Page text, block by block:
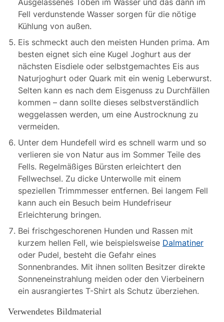
Fell verdunstende Wasser sorgen für die nötige
Kühlung von außen.
Eis schmeckt auch den meisten Hunden prima. Am
besten eignet sich eine Kugel Joghurt aus der
nächsten Eisdiele oder selbstgemachtes Eis aus
Naturjoghurt oder Quark mit ein wenig Leberwurst.
Selten kann es nach dem Eisgenuss zu Durchfällen
kommen – dann sollte dieses selbstverständlich
weggelassen werden, um eine Austrocknung zu
vermeiden.
Unter dem Hundefell wird es schnell warm und so
verlieren sie von Natur aus im Sommer Teile des
Fells. Regelmäßiges Bürsten erleichtert den
Fellwechsel. Zu dicke Unterwolle mit einem
speziellen Trimmmesser entfernen. Bei langem Fell
kann auch ein Besuch beim Hundefriseur
Erleichterung bringen.
Bei frischgeschorenen Hunden und Rassen mit
kurzem hellen Fell, wie beispielsweise Dalmatiner
oder Pudel, besteht die Gefahr eines
Sonnenbrandes. Mit ihnen sollten Besitzer direkte
Sonneneinstrahlung meiden oder den Vierbeinern
ein ausrangiertes T-Shirt als Schutz überziehen.
Verwendetes Bildmaterial